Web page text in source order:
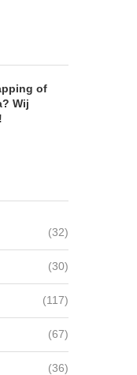
of
Wij
(32)
(30)
(117)
(67)
(36)